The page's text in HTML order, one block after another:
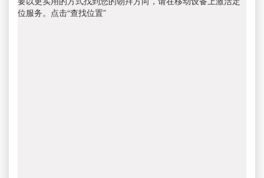
位服务。点击“查找位置”